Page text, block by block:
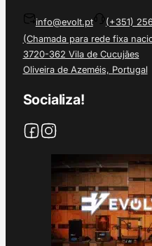
info@evolt.pt
(+351)
(Chamada para rede fixa
3720-362 Vila de Cucujães
Oliveira de Azeméis, Portugal
Socializa!